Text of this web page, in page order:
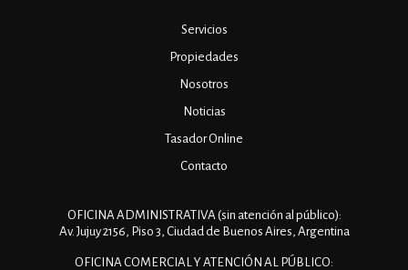
Servicios
Propiedades
Nosotros
Noticias
Tasador Online
Contacto
OFICINA ADMINISTRATIVA (sin atención al público):
Av. Jujuy 2156, Piso 3, Ciudad de Buenos Aires, Argentina
OFICINA COMERCIAL Y ATENCIÓN AL PÚBLICO: